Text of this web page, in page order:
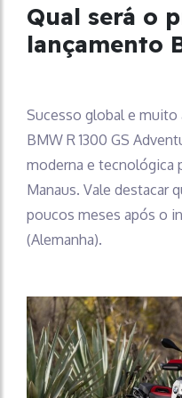
Qual será o
lançamento
Sucesso global e muito
BMW R 1300 GS
moderna e tecnológica
Manaus. Vale destacar
poucos meses após o
(Alemanha).